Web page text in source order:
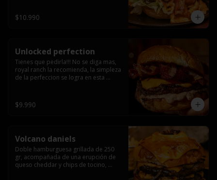
grill y los mas ricos jalapeños
jalapeños de todo texas.
$10.990
Unlocked perfection
Tienes que pedirla!!! No se diga mas,
royal ranch la recomienda, la simpleza
de la perfeccion se logra en esta
bacon secret sause, y tocino (se
recomienda con coccion 3/4).
$9.990
Volcano daniels
Doble hamburguesa grillada de 250
gr, acompañada de una erupción de
queso cheddar y chips de tocino,